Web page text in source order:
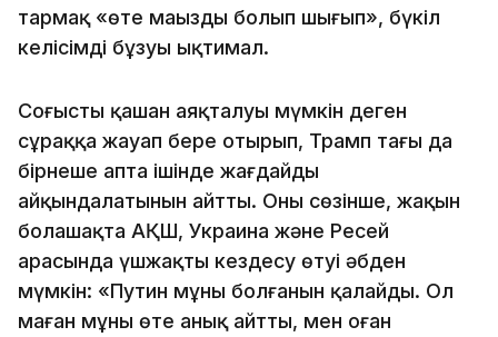
тармақ «өте маңызды болып шығып», бүкіл
келісімді бұзуы ықтимал.
Соғыстың қашан аяқталуы мүмкін деген
сұраққа жауап бере отырып, Трамп тағы да
бірнеше апта ішінде жағдайдың
айқындалатынын айтты. Оның сөзінше, жақын
болашақта АҚШ, Украина және Ресей
арасында үшжақты кездесу өтуі әбден
мүмкін: «Путин мұның болғанын қалайды. Ол
маған мұны өте анық айтты, мен оған